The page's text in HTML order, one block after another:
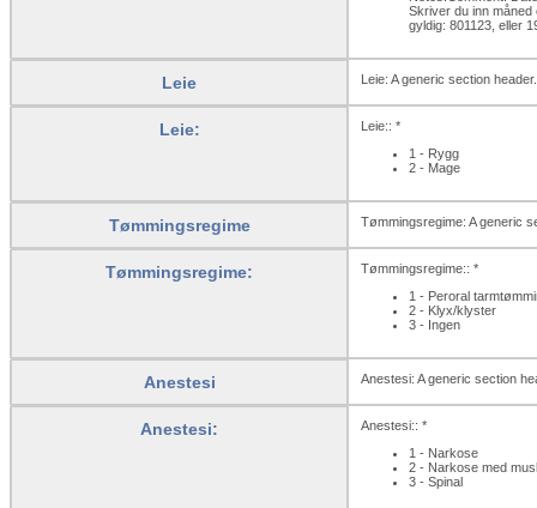
Skriver du inn
gyldig: 801123, eller
Leie Leie: A generic section header.
Leie:
Leie:: *
1 - Rygg
2 - Mage
Tømmingsregime Tømmingsregime: A generic
Tømmingsregime:
Tømmingsregime:: *
1 - Peroral
2 - Klyx/klyster
3 - Ingen
Anestesi Anestesi: A generic section
Anestesi:
Anestesi:: *
1 - Narkose
2 - Narkose med
3 - Spinal